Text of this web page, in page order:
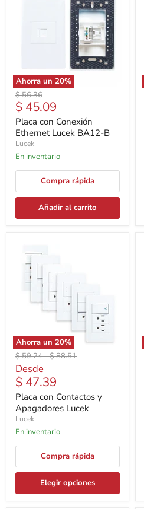
Ahorra un 20%
Precio
original
$ 56.36
Precio
actual
$ 45.09
Placa con Conexión
Ethernet Lucek BA12-B
Lucek
En inventario
Compra rápida
Añadir al carrito
Ahorra un 20%
Precio
original
$ 59.24-Precio
$ 88.51
Desde
$ 47.39
Placa con Contactos y
Apagadores Lucek
Lucek
En inventario
Compra rápida
Elegir opciones